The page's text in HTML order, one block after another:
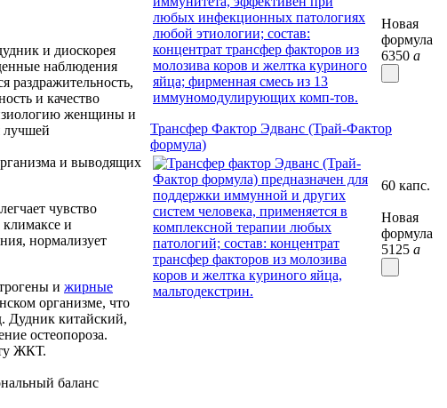
и диоскорея
наблюдения
раздражительность,
и качество
женщины и
лучшей
и выводящих
чувство
и
нормализует
и жирные
организме, что
Дудник китайский,
остеопороза.
ЖКТ.
баланс
Новая
формула
6350 a
Трансфер Фактор Эдванс (Трай-Фактор
формула)
60 капс.
Новая
формула
5125 a